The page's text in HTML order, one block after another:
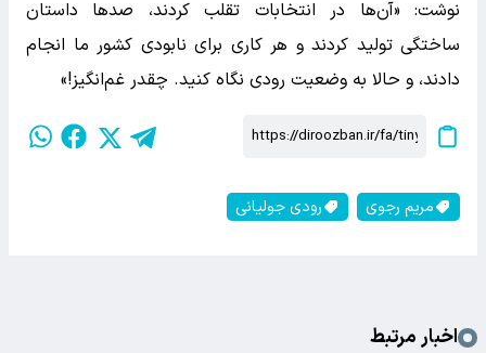
نوشت: «آن‌ها در انتخابات تقلب کردند، صدها داستان
ساختگی تولید کردند و هر کاری برای نابودی کشور ما انجام
دادند، و حالا به وضعیت رودی نگاه کنید. چقدر غم‌انگیز!»
مریم رجوی رودی جولیانی
اخبار مرتبط